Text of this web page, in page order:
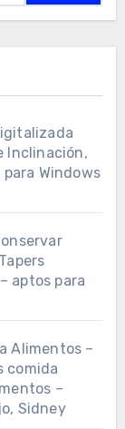
Inclinación,
Windows
aptos para
Alimentos –
comida
–
Sidney